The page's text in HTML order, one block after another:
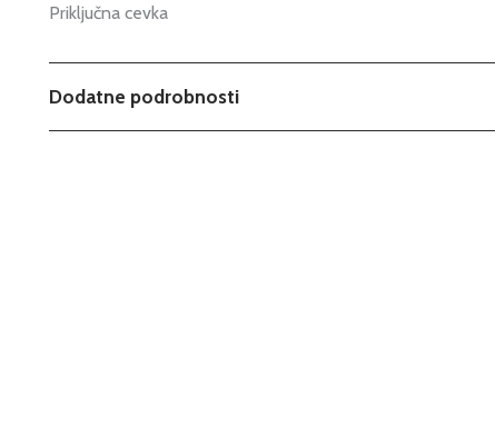
Priključna cevka
Dodatne podrobnosti